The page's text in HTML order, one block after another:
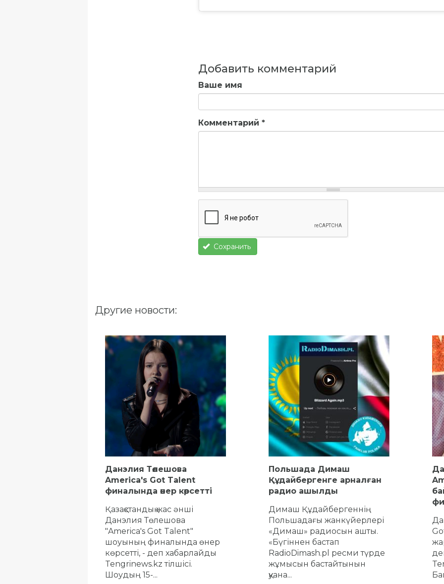
Добавить комментарий
Ваше имя
Комментарий *
Сохранить
Другие новости:
Данэлия Төлешова
America's Got Talent
финалында өнер көрсетті
Қазақстандық жас әнші
Данэлия Төлешова
"America's Got Talent"
шоуының финалында өнер
көрсетті, - деп хабарлайды
Tengrinews.kz тілшісі.
Шоудың 15-...
Польшада Димаш
Құдайбергенге арналған
радио ашылды
Димаш Құдайбергеннің
Польшадағы жанкүйерлері
«Димаш» радиосын ашты.
«Бүгіннен бастап
RadioDimash.pl ресми түрде
жұмысын бастайтынын
қуана...